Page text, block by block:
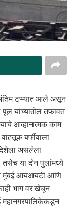
टप्प्यात आले असून
यांच्यातील तफावत
आव्हानात्मक काम
बर्फीवाला
असलेला
तसेच या दोन पुलांमध्ये
मुंबई आयआयटी आणि
भाग वर खेचून
महानगरपालिकेकडून